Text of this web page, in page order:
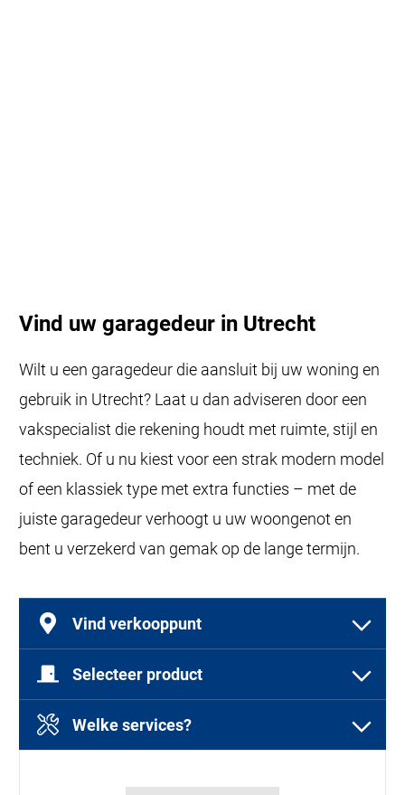
Vind uw garagedeur in Utrecht
Wilt u een garagedeur die aansluit bij uw woning en
gebruik in Utrecht? Laat u dan adviseren door een
vakspecialist die rekening houdt met ruimte, stijl en
techniek. Of u nu kiest voor een strak modern model
of een klassiek type met extra functies – met de
juiste garagedeur verhoogt u uw woongenot en
bent u verzekerd van gemak op de lange termijn.
Vind verkooppunt
Selecteer product
Welke services?